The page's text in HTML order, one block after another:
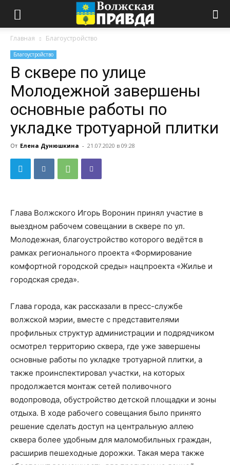
Главная Благоустройство
Благоустройство
В сквере по улице
Молодежной завершены
основные работы по
укладке тротуарной плитки
От Елена Дунюшкина - 21.07.2020 в 09:28
Глава Волжского Игорь Воронин принял участие в
выездном рабочем совещании в сквере по ул.
Молодежная, благоустройство которого ведётся в
рамках регионального проекта «Формирование
комфортной городской среды» нацпроекта «Жилье и
городская среда».
Глава города, как рассказали в пресс-службе
волжской мэрии, вместе с представителями
профильных структур администрации и подрядчиком
осмотрел территорию сквера, где уже завершены
основные работы по укладке тротуарной плитки, а
также проинспектировал участки, на которых
продолжается монтаж сетей поливочного
водопровода, обустройство детской площадки и зоны
отдыха. В ходе рабочего совещания было принято
решение сделать доступ на центральную аллею
сквера более удобным для маломобильных граждан,
расширив пешеходные дорожки. Такая мера также